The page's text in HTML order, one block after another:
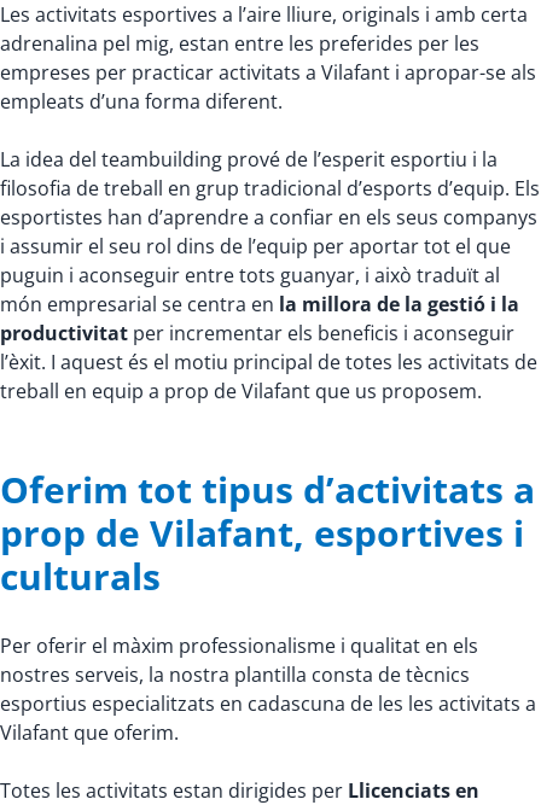
Les activitats esportives a l’aire lliure, originals i amb certa
adrenalina pel mig, estan entre les preferides per les
empreses per practicar activitats a Vilafant i apropar-se als
empleats d’una forma diferent.
La idea del teambuilding prové de l’esperit esportiu i la
filosofia de treball en grup tradicional d’esports d’equip. Els
esportistes han d’aprendre a confiar en els seus companys
i assumir el seu rol dins de l’equip per aportar tot el que
puguin i aconseguir entre tots guanyar, i això traduït al
món empresarial se centra en la millora de la gestió i la
productivitat per incrementar els beneficis i aconseguir
l’èxit. I aquest és el motiu principal de totes les activitats de
treball en equip a prop de Vilafant que us proposem.
Oferim tot tipus d’activitats a
prop de Vilafant, esportives i
culturals
Per oferir el màxim professionalisme i qualitat en els
nostres serveis, la nostra plantilla consta de tècnics
esportius especialitzats en cadascuna de les les activitats a
Vilafant que oferim.
Totes les activitats estan dirigides per Llicenciats en